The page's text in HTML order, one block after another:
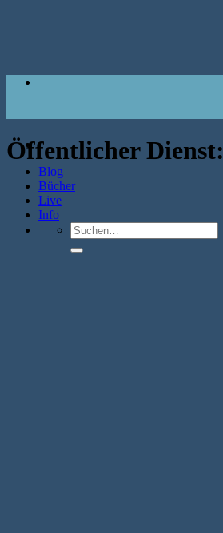
Blog
Bücher
Live
Info
Suche
nach:
Öffentlicher Dienst: